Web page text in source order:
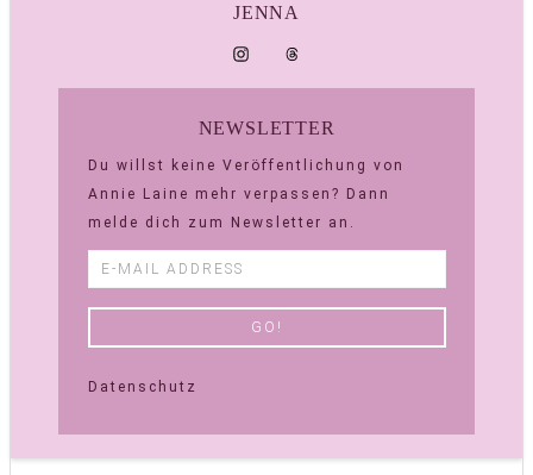
JENNA
NEWSLETTER
Du willst keine Veröffentlichung von
Annie Laine mehr verpassen? Dann
melde dich zum Newsletter an.
Datenschutz